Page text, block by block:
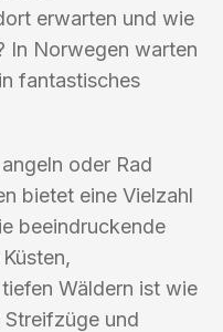
erwarten und wie
In Norwegen warten
fantastisches
oder Rad
bietet eine Vielzahl
beeindruckende
Wäldern ist wie
und